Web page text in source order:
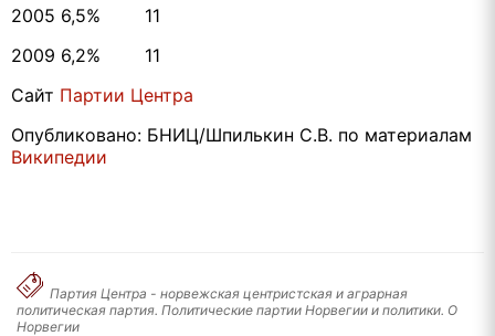
2005 6,5% 11
2009 6,2% 11
Сайт Партии Центра
Опубликовано: БНИЦ/Шпилькин С.В. по материалам
Википедии
Партия Центра - норвежская центристская и аграрная
политическая партия. Политические партии Норвегии и политики. О
Норвегии